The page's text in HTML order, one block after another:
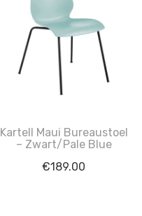
Kartell Maui Bureaustoel
– Zwart/Pale Blue
€189.00